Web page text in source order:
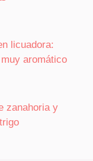
licuadora:
aromático
zanahoria y